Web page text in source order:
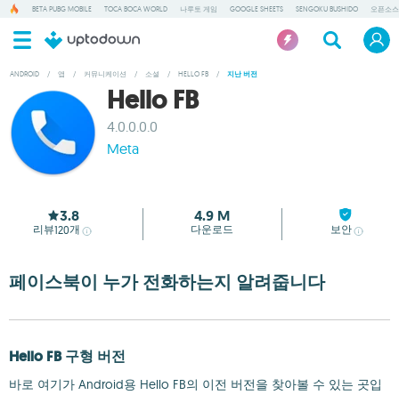
BETA PUBG MOBILE TOCA BOCA WORLD 나루토 게임 GOOGLE SHEETS SENGOKU BUSHIDO 오픈소
ANDROID / 앱 / 커뮤니케이션 / 소셜 / HELLO FB / 지난 버전
Hello FB
4.0.0.0.0
Meta
3.8
리뷰120개
4.9 M
다운로드 보안
페이스북이 누가 전화하는지 알려줍니다
Hello FB 구형 버전
바로 여기가 Android용 Hello FB의 이전 버전을 찾아볼 수 있는 곳입